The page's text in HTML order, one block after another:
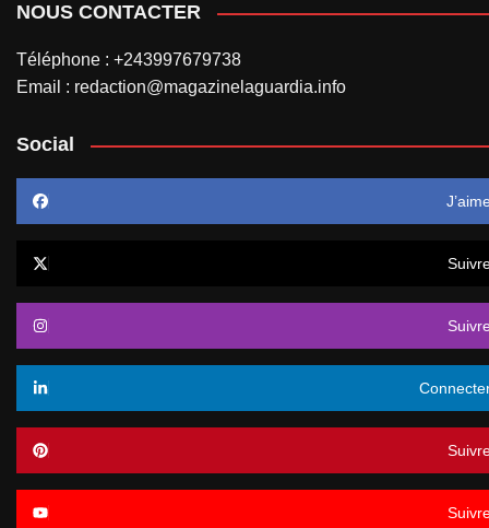
NOUS CONTACTER
Téléphone : +243997679738
Email : redaction@magazinelaguardia.info
Social